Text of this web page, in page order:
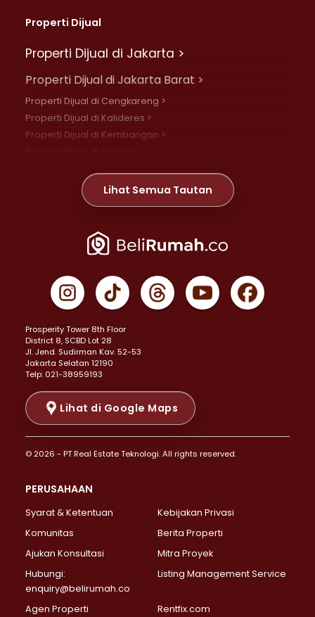
Properti Dijual
Properti Dijual di Jakarta >
Properti Dijual di Jakarta Barat >
Properti Dijual di Cengkareng >
Properti Dijual di Kalideres >
Properti Dijual di Kembangan >
Properti Dijual di Meruya >
Properti Dijual di Jelambar >
Properti Dijual di Jakarta Pusat >
Properti Dijual di Gambir >
Properti Dijual di Johar Baru >
Properti Dijual di Menteng >
Properti Dijual di Senen >
Properti Dijual di Tanah Abang >
Properti Dijual di Cikini >
Properti Dijual di Kramat >
Properti Dijual di Pasar Baru >
Properti Dijual di Bendungan Hilir >
Properti Dijual di Jakarta Selatan >
Properti Dijual di Lebak Bulus >
Properti Dijual di Gandaria Selatan >
Properti Dijual di Pondok Labu >
Properti Dijual di Lenteng Agung >
Properti Dijual di Senayan >
Properti Dijual di Pondok Pinang >
Lihat Semua Tautan
Prosperity Tower 8th Floor
District 8, SCBD Lot 28
JI. Jend. Sudirman Kav. 52-53
Jakarta Selatan 12190
Telp: 021-38959193
Lihat di Google Maps
© 2026 - PT Real Estate Teknologi. All rights reserved.
PERUSAHAAN
Syarat & Ketentuan
Kebijakan Privasi
Komunitas
Berita Properti
Ajukan Konsultasi
Mitra Proyek
Hubungi:
enquiry@belirumah.co
Listing Management Service
Agen Properti Rentfix.com